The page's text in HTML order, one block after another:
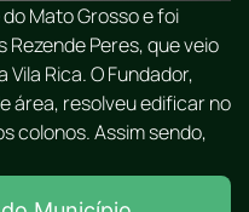
Mato Grosso e foi
Rezende Peres, que veio
Rica. O Fundador,
área, resolveu edificar no
colonos. Assim sendo,